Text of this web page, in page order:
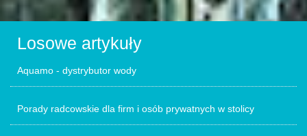
Losowe artykuły
Aquamo - dystrybutor wody
Porady radcowskie dla firm i osób prywatnych w stolicy